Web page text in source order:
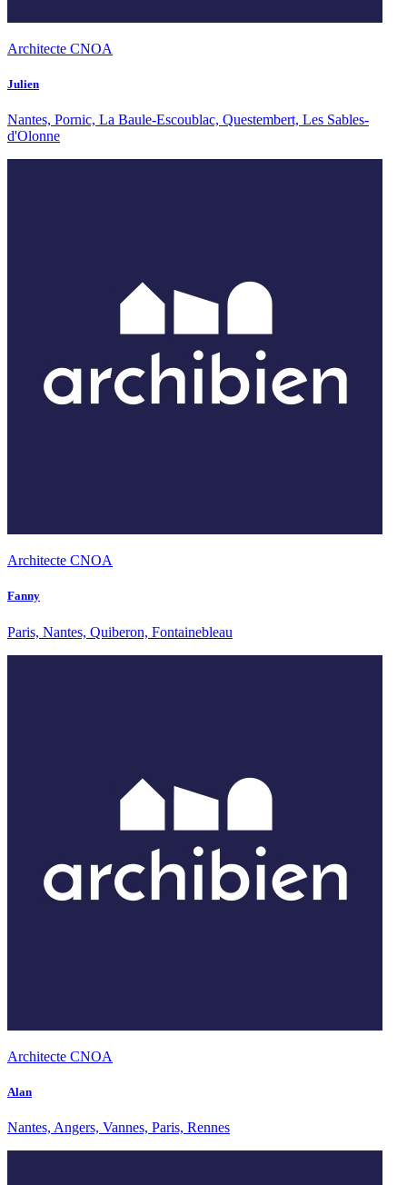
Architecte CNOA
Julien
Nantes, Pornic, La Baule-Escoublac, Questembert, Les Sables-
d'Olonne
Architecte CNOA
Fanny
Paris, Nantes, Quiberon, Fontainebleau
Architecte CNOA
Alan
Nantes, Angers, Vannes, Paris, Rennes